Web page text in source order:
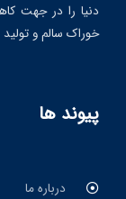
دنیا را در جهت
خوراک سالم و
پیوند ها
درباره ما